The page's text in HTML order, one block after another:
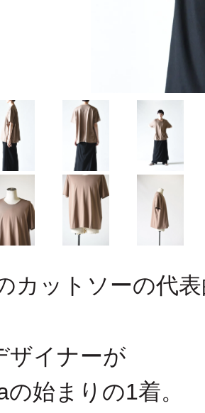
カットソーの代
ザイナーが
の始まりの1着。